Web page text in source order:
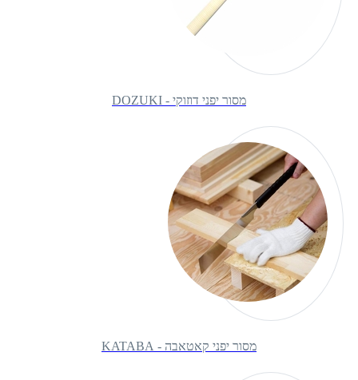
מסור יפני דוזוקי - DOZUKI
מסור יפני קאטאבה - KATABA